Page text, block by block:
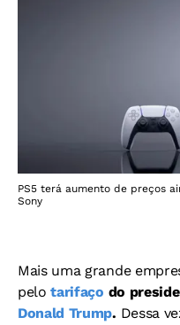
PS5 terá aumento de preços
Sony
Mais uma grande
pelotarifaço do
Donald Trump. Dessa